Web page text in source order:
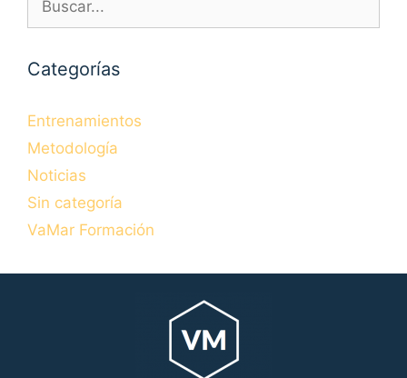
Categorías
Entrenamientos
Metodología
Noticias
Sin categoría
VaMar Formación